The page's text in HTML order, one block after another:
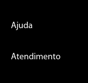
Ajuda
Atendimento